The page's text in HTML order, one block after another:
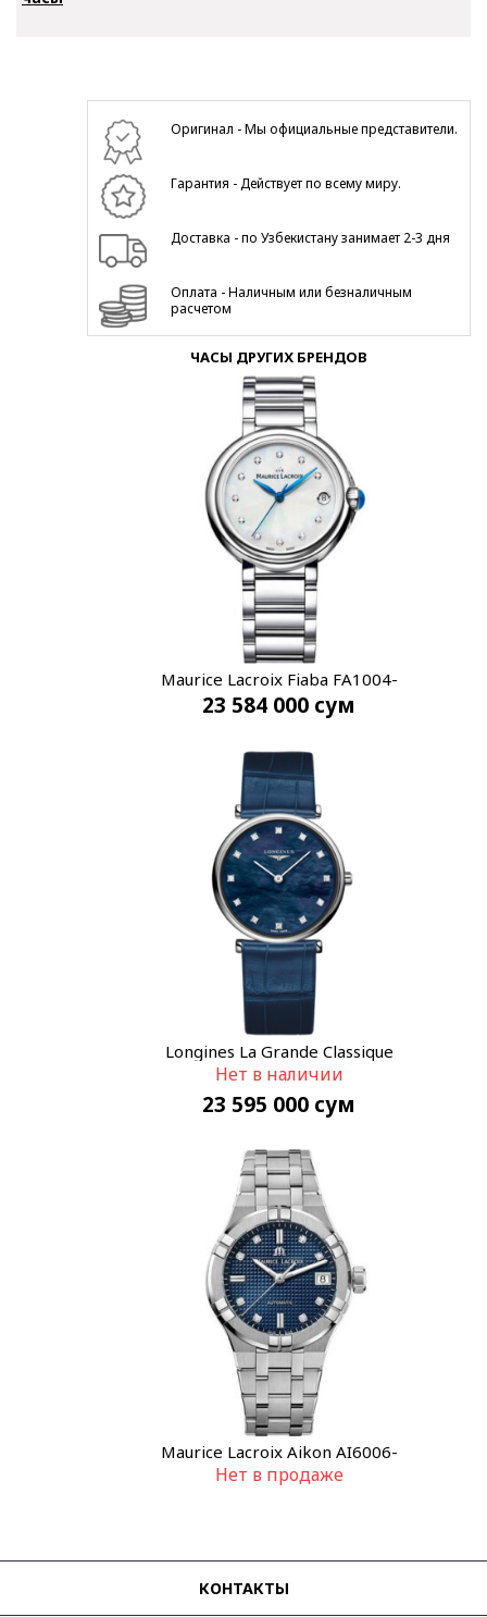
Оригинал - Мы официальные представители.
Гарантия - Действует по всему миру.
Доставка - по Узбекистану занимает 2-3 дня
Оплата - Наличным или безналичным
расчетом
ЧАСЫ ДРУГИХ БРЕНДОВ
Maurice Lacroix Fiaba FA1004-
SS002-170-1
23 584 000 сум
Longines La Grande Classique
L4.512.4.81.2
Нет в наличии
23 595 000 сум
Maurice Lacroix Aikon AI6006-
SS002-450-1
Нет в продаже
КОНТАКТЫ